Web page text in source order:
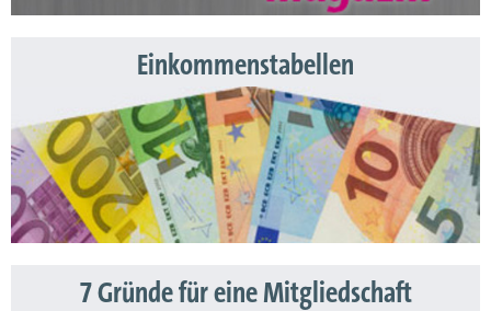
Einkommenstabellen
7 Gründe für eine Mitgliedschaft